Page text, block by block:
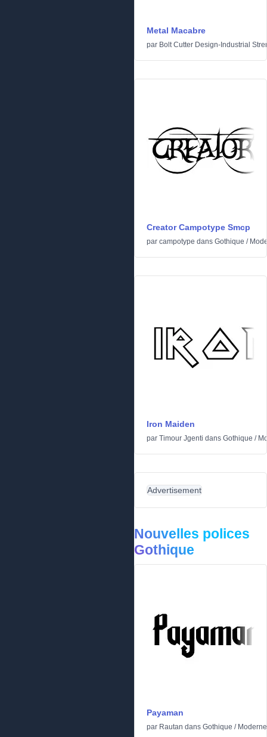
Metal Macabre
par Bolt Cutter Design-Industrial
Creator Campotype Smcp
par campotype dans Gothique /
Iron Maiden
par Timour Jgenti dans Gothique /
Advertisement
Nouvelles polices
Gothique
Payaman
par Rautan dans Gothique / Moderne